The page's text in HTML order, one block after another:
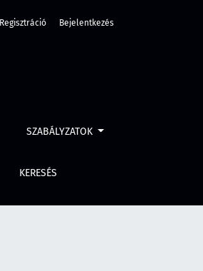
SZABÁLYZATOK
KERESÉS
Regisztráció Bejelentkezés